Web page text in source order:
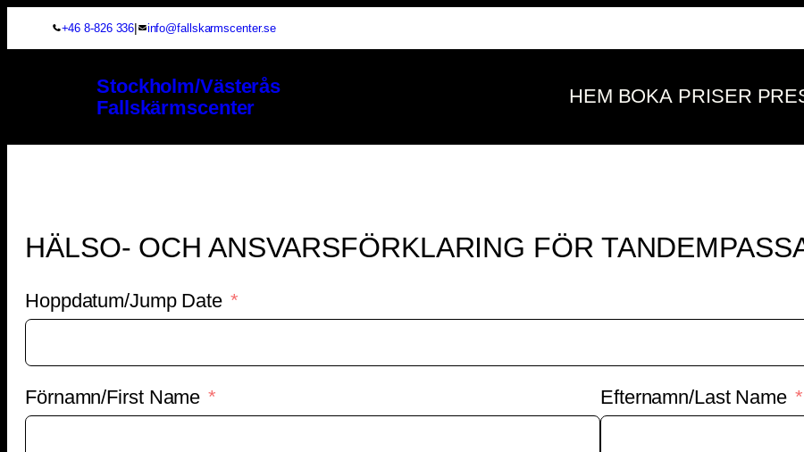
+46 8-826 336| info@fallskarmscenter.se
Stockholm/Västerås
Fallskärmscenter
HEM BOKA PRISER
HÄLSO- OCH ANSVARSFÖRKLARING FÖR
Hoppdatum/Jump Date
Förnamn/First Name Efternamn/Last Name